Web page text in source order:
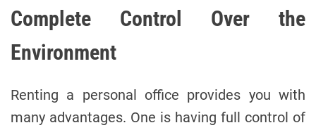
Complete Control Over the
Environment
Renting a personal office provides you with
many advantages. One is having full control of